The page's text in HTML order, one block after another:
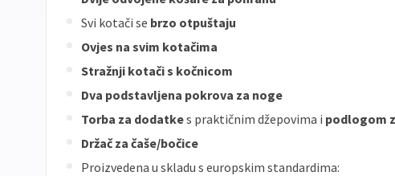
Svi kotači se brzo otpuštaju
Ovjes na svim kotačima
Stražnji kotači s kočnicom
Dva podstavljena pokrova za noge
Torba za dodatkes praktičnim džepovima i podlogom
Držač za čaše/bočice
Proizvedena u skladu s europskim standardima: